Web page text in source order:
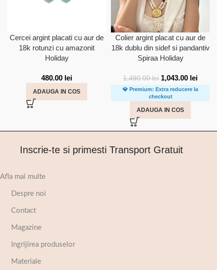
Cercei argint placati cu aur de
18k rotunzi cu amazonit
Holiday
480.00 lei
ADAUGA IN COS
Colier argint placat cu aur de
18k dublu din sidef si pandantiv
Spiraa Holiday
1,490.00lei 1,043.00 lei
💎 Premium: Extra reducere la
checkout
ADAUGA IN COS
Inscrie-te si primesti Transport Gratuit
Afla mai multe
Despre noi
Contact
Magazine
Ingrijirea produselor
Materiale